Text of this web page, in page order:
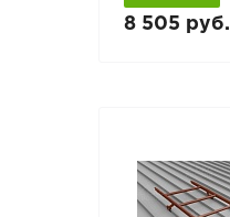
8 505 руб.